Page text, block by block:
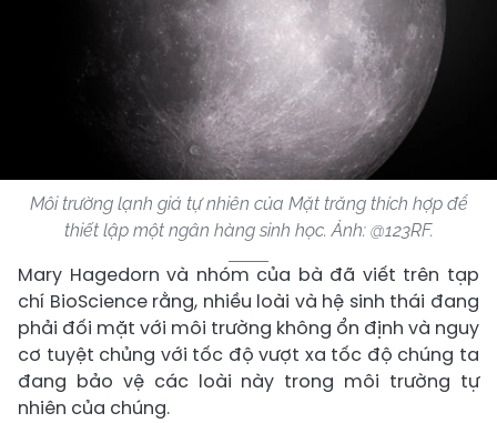
Môi trường lạnh giá tự nhiên của Mặt trăng thích hợp để
thiết lập một ngân hàng sinh học. Ảnh: @123RF.
Mary Hagedorn và nhóm của bà đã viết trên tạp
chí BioScience rằng, nhiều loài và hệ sinh thái đang
phải đối mặt với môi trường không ổn định và nguy
cơ tuyệt chủng với tốc độ vượt xa tốc độ chúng ta
đang bảo vệ các loài này trong môi trường tự
nhiên của chúng.